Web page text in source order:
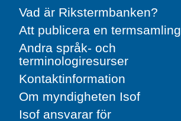
Vad är Rikstermbanken?
Att publicera en termsamling
Andra språk- och
terminologiresurser
Kontaktinformation
Om myndigheten Isof
Isof ansvarar för